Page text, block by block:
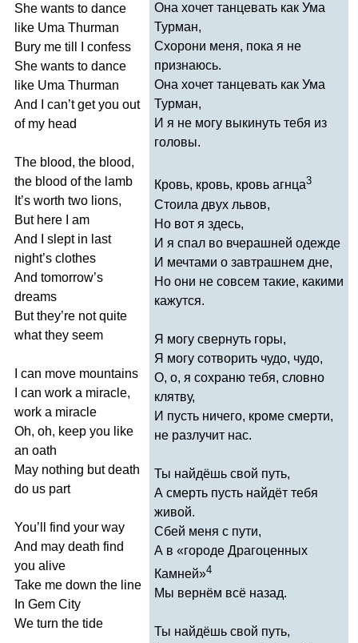
She wants to dance
like Uma Thurman
Bury me till
confess
She wants to dance
like Uma Thurman
And
can’t get you out
of my head
The blood, the blood,
the blood of the lamb
It’s worth two lions,
But here
am
And
slept in last
night’s clothes
And tomorrow’s
dreams
But they’re not quite
what they seem
can move mountains
can work a miracle,
work a miracle
Oh, oh, keep you like
an oath
May nothing but death
do us part
You’ find your way
And may death find
you alive
Take me down the line
In Gem City
We turn the tide
Она хочет танцевать как Ума
Турман,
Схорони меня, пока я не
признаюсь.
Она хочет танцевать как Ума
Турман,
И я не могу выкинуть тебя из
головы.
Кровь, кровь, кровь агнца3
Стоила двух львов,
Но вот я здесь,
И я спал во вчерашней одежде
И мечтами о завтрашнем дне,
Но они не совсем такие, какими
кажутся.
Я могу свернуть горы,
Я могу сотворить чудо, чудо,
О, о, я сохраню тебя, словно
клятву,
И пусть ничего, кроме смерти,
не разлучит нас.
Ты найдёшь свой путь,
А смерть пусть найдёт тебя
живой.
Сбей меня с пути,
А в «городе Драгоценных
Камней»4
Мы вернём всё назад.
Ты найдёшь свой путь,